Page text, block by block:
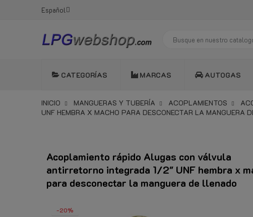
Español
CATEGORÍAS MARCAS AUTOGAS
INICIO MANGUERAS Y TUBERÍA ACOPLAMIENTOS
UNF HEMBRA X MACHO PARA DESCONECTAR LA MANGUERA
Acoplamiento rápido Alugas con válvula
antirretorno integrada 1/2" UNF hembra x
para desconectar la manguera de llenado
-20%